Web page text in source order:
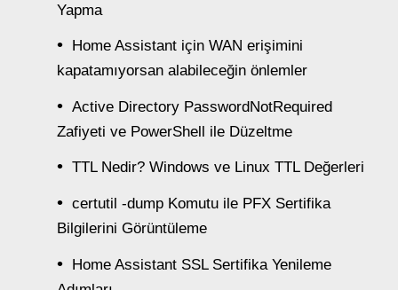
Yapma
Home Assistant için WAN erişimini
kapatamıyorsan alabileceğin önlemler
Active Directory PasswordNotRequired
Zafiyeti ve PowerShell ile Düzeltme
TTL Nedir? Windows ve Linux TTL Değerleri
certutil -dump Komutu ile PFX Sertifika
Bilgilerini Görüntüleme
Home Assistant SSL Sertifika Yenileme